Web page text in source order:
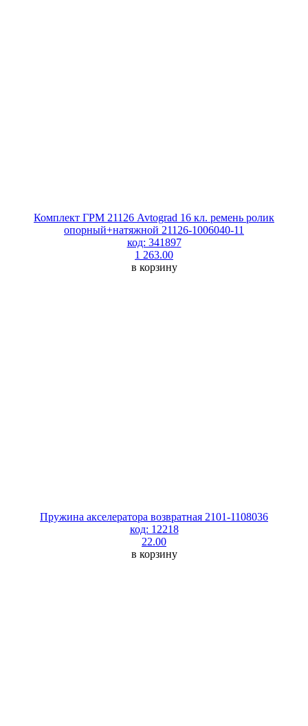
Комплект ГРМ 21126 Avtograd 16 кл. ремень ролик
опорный+натяжной 21126-1006040-11
код: 341897
1 263.00
в корзину
Пружина акселератора возвратная 2101-1108036
код: 12218
22.00
в корзину